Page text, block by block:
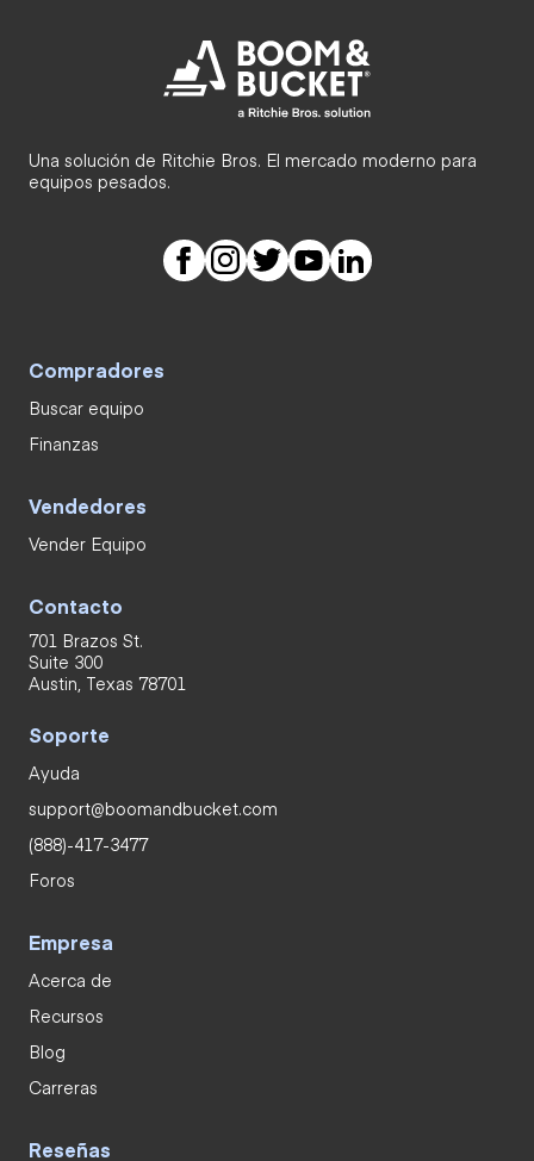
Una solución de Ritchie Bros. El mercado moderno para
equipos pesados.
Compradores
Buscar equipo
Finanzas
Vendedores
Vender Equipo
Contacto
701 Brazos St.
Suite 300
Austin, Texas 78701
Soporte
Ayuda
support@boomandbucket.com
(888)-417-3477
Foros
Empresa
Acerca de
Recursos
Blog
Carreras
Reseñas